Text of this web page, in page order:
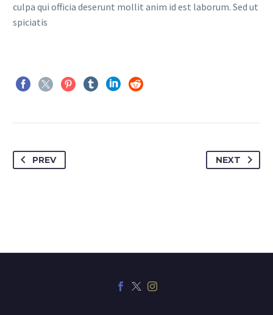
culpa qui officia deserunt mollit anim id est laborum. Sed ut
spiciatis
PREV NEXT